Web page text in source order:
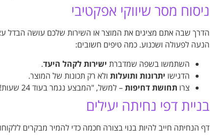
ניסוח מסר שיווקי אפקטיבי
הדרך שבה אתם מציגים את המוצר או השירות שלכם עושה הבדל
הנעה לפעולה ושכנוע. כמה טיפים חשובים:
השתמשו בשפה שמדברת ישירות לקהל היעד.
הדגישו יתרונות ותועלות ולא רק תכונות של המוצר.
צרו תחושת דחיפות– למשל, "המבצע נגמר בעוד 24 שעות!".
בניית דפי נחיתה יעילים
דף הנחיתה חייב להיות בנוי בצורה חכמה כדי להמיר מבקרים